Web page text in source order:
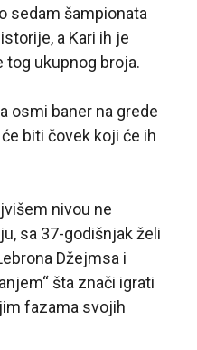
sedam šampionata
a Kari ih je
tog ukupnog broja.
osmi baner na grede
biti čovek koji će ih
nivou ne
sa 37-godišnjak želi
Džejmsa i
šta znači igrati
fazama svojih